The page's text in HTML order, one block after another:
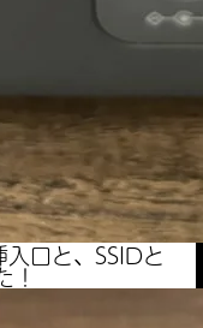
口と、SSIDと
！